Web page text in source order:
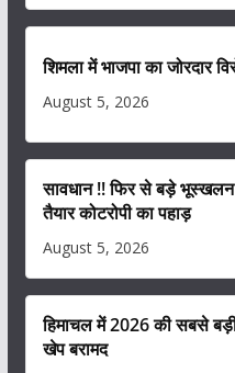
शिमला में भाजपा का जोरदार
August 5, 2026
सावधान !! फिर से बड़े
तैयार कोटरोपी का पहाड़
August 5, 2026
हिमाचल में 2026 की सबसे
खेप बरामद